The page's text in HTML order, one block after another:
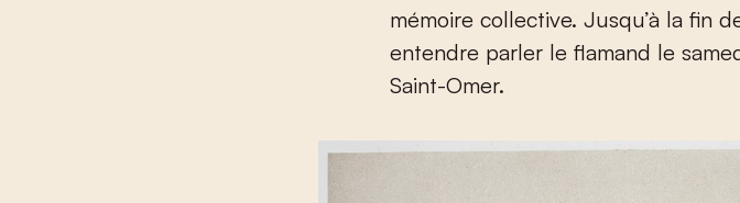
mémoire collective. Jusqu’à la fin
entendre parler le flamand le
Saint-Omer.